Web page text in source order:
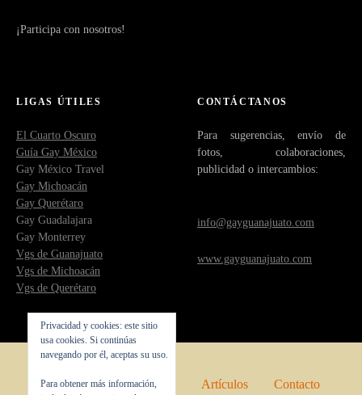
¡Participa con nosotros!
LIGAS ÚTILES
El Cuarto Oscuro
Guía Gay México
Gay México Travel
Gay Michoacán
Gay Querétaro
Gay Guadalajara
Gay Monterrey
Vgs de Guanajuato
Vgs de Michoacán
Vgs de Querétaro
CONTÁCTANOS
Para sugerencias, envío de
fotos, colaboraciones,
publicidad o intercambios:
info@gayguanajuato.com
www.gayguanajuato.com
Privacidad y cookies: este sitio
usa cookies. Si continúas
navegando por él, aceptas su uso.
Para obtener más información,
Inicio Quienes somos Artículos Contacto